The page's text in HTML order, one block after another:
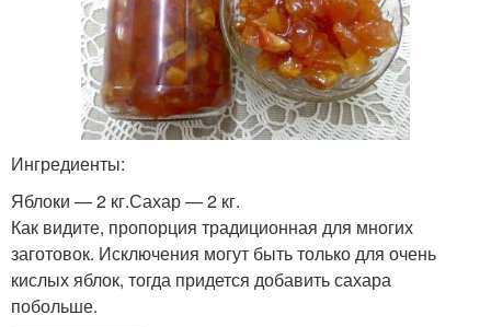
Ингредиенты:
Яблоки — 2 кг.Сахар — 2 кг.
Как видите, пропорция традиционная для многих
заготовок. Исключения могут быть только для очень
кислых яблок, тогда придется добавить сахара
побольше.